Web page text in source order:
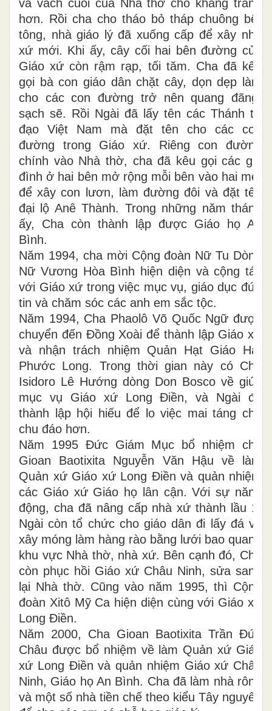
và vách cuối của Nhà thờ cho khang trang
hơn. Rồi cha cho tháo bỏ tháp chuông bê-
tông, nhà giáo lý đã xuống cấp để xây nhà
xứ mới. Khi ấy, cây cối hai bên đường của
Giáo xứ còn rậm rạp, tối tăm. Cha đã kêu
gọi bà con giáo dân chặt cây, dọn dẹp làm
cho các con đường trở nên quang đãng,
sạch sẽ. Rồi Ngài đã lấy tên các Thánh tử
đạo Việt Nam mà đặt tên cho các con
đường trong Giáo xứ. Riêng con đường
chính vào Nhà thờ, cha đã kêu gọi các gia
đình ở hai bên mở rộng mỗi bên vào hai mét
để xây con lươn, làm đường đôi và đặt tên
đại lộ Anê Thành. Trong những năm tháng
ấy, Cha còn thành lập được Giáo họ An
Bình.
Năm 1994, cha mời Cộng đoàn Nữ Tu Dòng
Nữ Vương Hòa Bình hiện diện và cộng tác
với Giáo xứ trong việc mục vụ, giáo dục đức
tin và chăm sóc các anh em sắc tộc.
Năm 1994, Cha Phaolô Võ Quốc Ngữ được
chuyển đến Đồng Xoài để thành lập Giáo xứ
và nhận trách nhiệm Quản Hạt Giáo Hạt
Phước Long. Trong thời gian này có Cha
Isidoro Lê Hướng dòng Don Bosco về giúp
mục vụ Giáo xứ Long Điền, và Ngài đã
thành lập hội hiếu để lo việc mai táng cho
chu đáo hơn.
Năm 1995 Đức Giám Mục bổ nhiệm cha
Gioan Baotixita Nguyễn Văn Hậu về làm
Quản xứ Giáo xứ Long Điền và quản nhiệm
các Giáo xứ Giáo họ lân cận. Với sự năng
động, cha đã nâng cấp nhà xứ thành lầu 1.
Ngài còn tổ chức cho giáo dân đi lấy đá về
xây móng làm hàng rào bằng lưới bao quanh
khu vực Nhà thờ, nhà xứ. Bên cạnh đó, Cha
còn phục hồi Giáo xứ Châu Ninh, sửa sang
lại Nhà thờ. Cũng vào năm 1995, thì Cộng
đoàn Xitô Mỹ Ca hiện diện cùng với Giáo xứ
Long Điền.
Năm 2000, Cha Gioan Baotixita Trần Đức
Châu được bổ nhiệm về làm Quản xứ Giáo
xứ Long Điền và quản nhiệm Giáo xứ Châu
Ninh, Giáo họ An Bình. Cha đã làm nhà rông
và một số nhà tiền chế theo kiểu Tây nguyên